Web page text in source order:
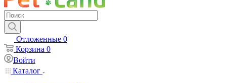
Отложенные 0
Корзина 0
Войти
Каталог